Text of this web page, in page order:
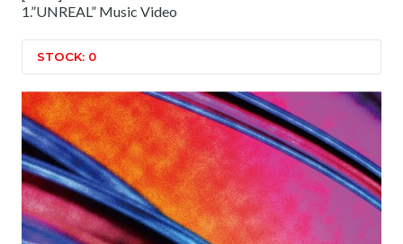
1.”UNREAL” Music Video
STOCK: 0